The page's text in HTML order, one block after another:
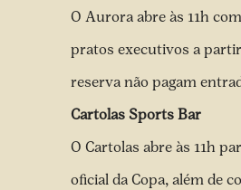
O Aurora abre às 11h
pratos executivos a
reserva não pagam
Cartolas Sports Bar
O Cartolas abre às 11h
oficial da Copa, além de